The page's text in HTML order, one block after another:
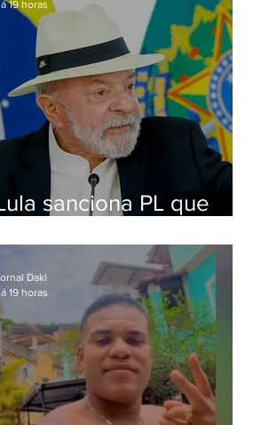
sanciona PL que
contra crianças
19 horas
Daki
19 horas